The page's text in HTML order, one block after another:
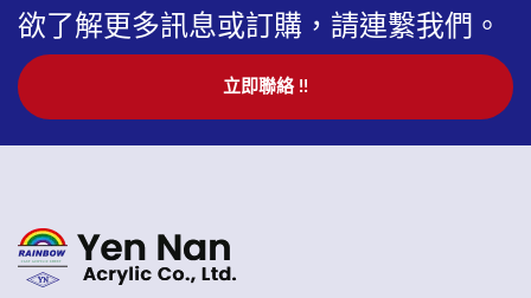
欲了解更多訊息或訂購，請連繫我們。
立即聯絡 !!